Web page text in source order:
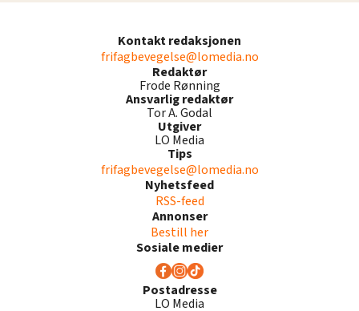
Kontakt redaksjonen
frifagbevegelse@lomedia.no
Redaktør
Frode Rønning
Ansvarlig redaktør
Tor A. Godal
Utgiver
LO Media
Tips
frifagbevegelse@lomedia.no
Nyhetsfeed
RSS-feed
Annonser
Bestill her
Sosiale medier
Postadresse
LO Media